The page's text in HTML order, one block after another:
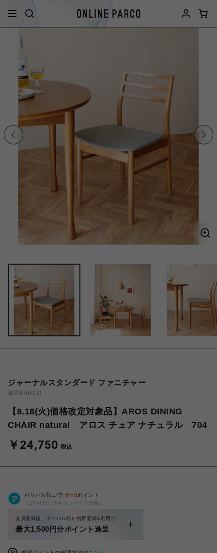
ジャーナルスタンダード ファニチャー
福岡PARCO
【8.18(火)価格改定対象品】AROS DINING
CHAIR natural アロス チェア ナチュラル 704
￥24,750 税込
ポケパル払いで 0〜0ポイント
（1P=1円）※キャンペーン分除く
会員登録後、ポケパル払い初回登録&利用で
最大1,500円分ポイント進呈